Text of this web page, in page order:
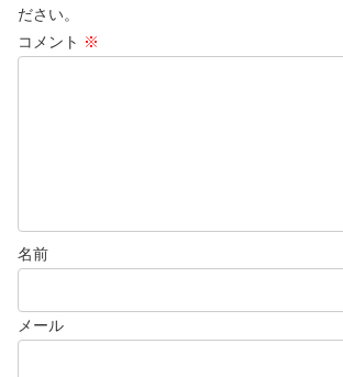
ださい。
コメント ※
名前
メール